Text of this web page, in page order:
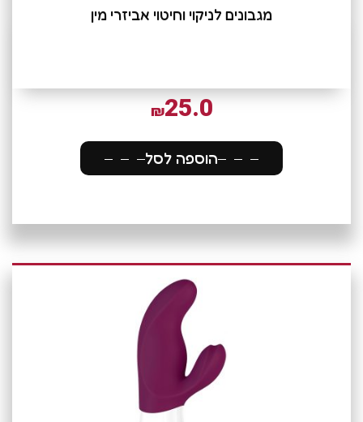
מגבונים לניקוי וחיטוי אביזרי מין
₪25.0
הוספה לסל